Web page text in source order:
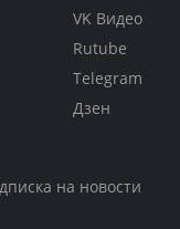
VK Видео
Rutube
Telegram
Дзен
на новости